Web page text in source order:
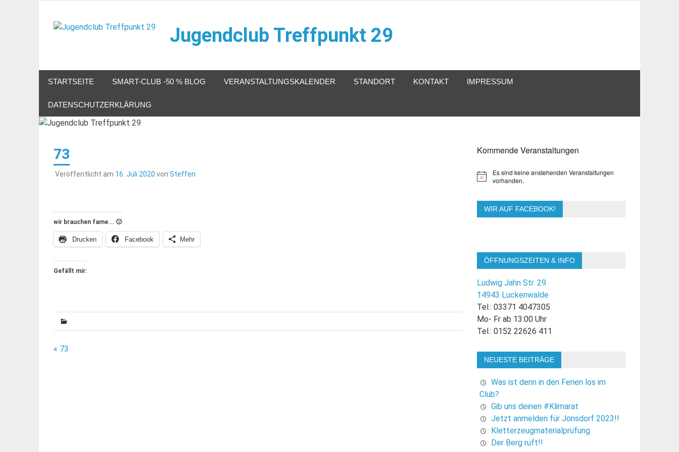
springen
Jugendclub Treffpunkt 29
STARTSEITE SMART-CLUB -50 % BLOG VERANSTALTUNGSKALENDER STANDORT KONTAKT IMPRESSUM
DATENSCHUTZERKLÄRUNG
73
Veröffentlicht am 16. Juli 2020 von Steffen
wir brauchen fame... 🙂
Drucken Facebook Mehr
Gefällt mir:
Beitragsnavigation
« 73
Kommende Veranstaltungen
Hinweis
Es sind keine anstehenden Veranstaltungen
vorhanden.
WIR AUF FACEBOOK!
ÖFFNUNGSZEITEN & INFO
Ludwig Jahn Str. 29
14943 Luckenwalde
Tel.: 03371 4047305
Mo- Fr ab 13:00 Uhr
Tel.: 0152 22626 411
NEUESTE BEITRÄGE
Was ist denn in den Ferien los im
Club?
Gib uns deinen #Klimarat
Jetzt anmelden für Jonsdorf 2023!!
Kletterzeugmaterialprüfung
Der Berg ruft!!